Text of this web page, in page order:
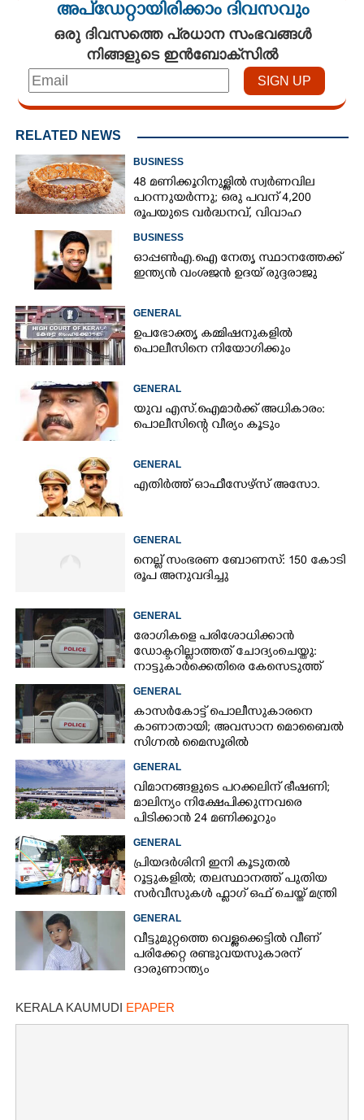
അപ്ഡേറ്റായിരിക്കാം ദിവസവും
ഒരു ദിവസത്തെ പ്രധാന സംഭവങ്ങൾ
നിങ്ങളുടെ ഇൻബോക്സിൽ
RELATED NEWS
BUSINESS
48 മണിക്കൂറിനുള്ളിൽ സ്വർണവില
പറന്നുയർന്നു; ഒരു പവന് 4,200
രൂപയുടെ വർദ്ധനവ്, വിവാഹ
സീസണിൽ കനത്ത തിരിച്ചടി
BUSINESS
ഓപ്പൺഎ.ഐ നേതൃ സ്ഥാനത്തേക്ക്
ഇന്ത്യൻ വംശജൻ ഉദയ് രുദ്ദരാജു
GENERAL
ഉപഭോക്തൃ കമ്മിഷനുകളിൽ
പൊലീസിനെ നിയോഗിക്കും
GENERAL
യുവ എസ്.ഐമാർക്ക് അധികാരം:
പൊലീസിന്റെ വീര്യം കൂടും
GENERAL
എതിർത്ത് ഓഫീസേഴ്സ് അസോ.
GENERAL
നെല്ല് സംഭരണ ബോണസ്: 150 കോടി
രൂപ അനുവദിച്ചു
GENERAL
രോഗികളെ പരിശോധിക്കാൻ
ഡോക്ടറില്ലാത്തത് ചോദ്യംചെയ്തു:
നാട്ടുകാർക്കെതിരെ കേസെടുത്ത്
പൊലീസ്
GENERAL
കാസർകോട്ട് പൊലീസുകാരനെ
കാണാതായി; അവസാന മൊബൈൽ
സിഗ്നൽ മൈസൂരിൽ
GENERAL
വിമാനങ്ങളുടെ പറക്കലിന് ഭീഷണി;​
മാലിന്യം നിക്ഷേപിക്കുന്നവരെ
പിടിക്കാൻ 24 മണിക്കൂറും
പ്രവർത്തിക്കുന്ന സ്‌ക്വാഡ്
GENERAL
പ്രിയദർശിനി ഇനി കൂടുതൽ
റൂട്ടുകളിൽ; തലസ്ഥാനത്ത് പുതിയ
സർവീസുകൾ ഫ്ലാഗ് ഒഫ് ചെയ്ത് മന്ത്രി
കെ മുരളീധരൻ
GENERAL
വീട്ടുമുറ്റത്തെ വെള്ളക്കെട്ടിൽ വീണ്
പരിക്കേറ്റ രണ്ടുവയസുകാരന്
ദാരുണാന്ത്യം
KERALA KAUMUDI EPAPER